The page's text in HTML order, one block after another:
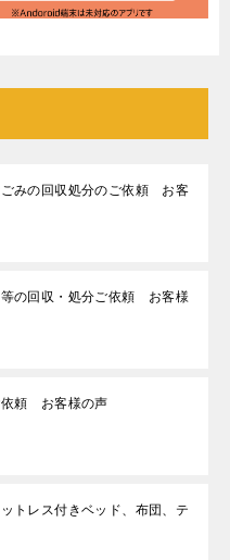
ごみの回収処分のご依頼 お客
の回収・処分ご依頼 お客様
依頼 お客様の声
トレス付きベッド、布団、テ